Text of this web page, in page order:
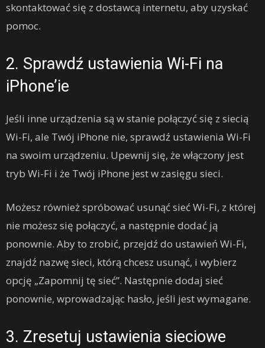
skontaktować się z dostawcą internetu, aby uzyskać
pomoc.
2. Sprawdź ustawienia Wi-Fi na
iPhone’ie
Jeśli inne urządzenia są w stanie połączyć się z siecią
Wi-Fi, ale Twój iPhone nie, sprawdź ustawienia Wi-Fi
na swoim urządzeniu. Upewnij się, że włączony jest
tryb Wi-Fi i że Twój iPhone jest w zasięgu sieci.
Możesz również spróbować usunąć sieć Wi-Fi, z której
nie możesz się połączyć, a następnie dodać ją
ponownie. Aby to zrobić, przejdź do ustawień Wi-Fi,
znajdź nazwę sieci, którą chcesz usunąć, i wybierz
opcję „Zapomnij tę sieć”. Następnie dodaj sieć
ponownie, wprowadzając hasło, jeśli jest wymagane.
3. Zresetuj ustawienia sieciowe